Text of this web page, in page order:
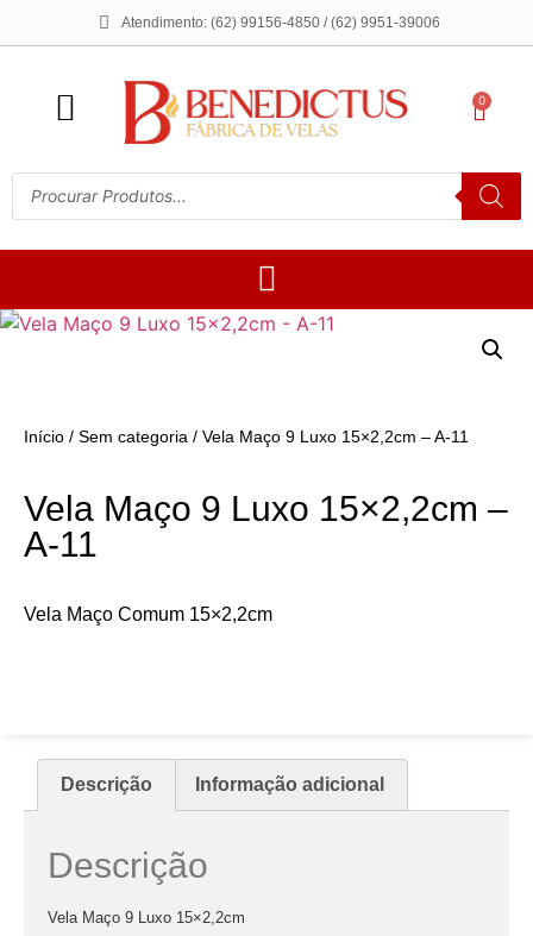
Atendimento: (62) 99156-4850 / (62) 9951-39006
0
Início / Sem categoria / Vela Maço 9 Luxo 15×2,2cm – A-11
Vela Maço 9 Luxo 15×2,2cm –
A-11
Vela Maço Comum 15×2,2cm
Descrição Informação adicional
Descrição
Vela Maço 9 Luxo 15×2,2cm